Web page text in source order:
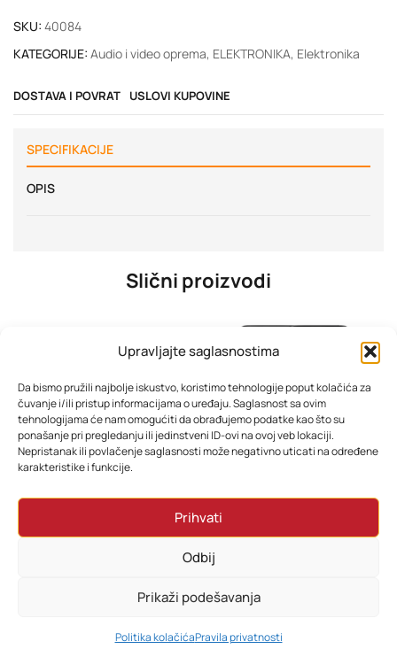
Upravljajte saglasnostima
Da bismo pružili najbolje iskustvo, koristimo tehnologije poput kolačića za
čuvanje i/ili pristup informacijama o uređaju. Saglasnost sa ovim
tehnologijama će nam omogućiti da obrađujemo podatke kao što su
ponašanje pri pregledanju ili jedinstveni ID-ovi na ovoj veb lokaciji.
Nepristanak ili povlačenje saglasnosti može negativno uticati na određene
karakteristike i funkcije.
Prihvati
Odbij
Prikaži podešavanja
Politika kolačićaPravila privatnosti
SKU: 40084
KATEGORIJE: Audio i video oprema, ELEKTRONIKA, Elektronika
DOSTAVA I POVRAT USLOVI KUPOVINE
SPECIFIKACIJE
OPIS
Slični proizvodi
PRETRAŽI KORPA MOJ RAČUN